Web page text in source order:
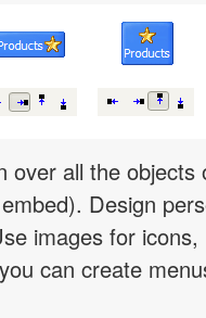
over all the objects
Design
images for
can create